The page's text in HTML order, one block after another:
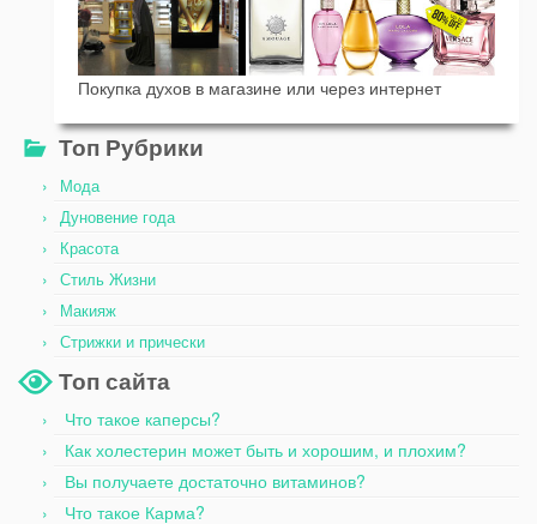
Покупка духов в магазине или через интернет
Топ Рубрики
Мода
Дуновение года
Красота
Стиль Жизни
Макияж
Стрижки и прически
Топ сайта
Что такое каперсы?
Как холестерин может быть и хорошим, и плохим?
Вы получаете достаточно витаминов?
Что такое Карма?